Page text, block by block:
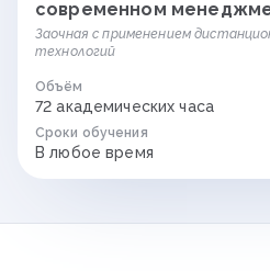
современном
Заочная с применением
технологий
Объём
72 академических часа
Сроки обучения
В любое время